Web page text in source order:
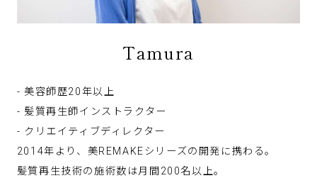
Tamura
- 美容師歴20年以上
- 髪質再生師インストラクター
- クリエイティブディレクター
2014年より、美REMAKEシリーズの開発に携わる。
髪質再生技術の施術数は月間200名以上。